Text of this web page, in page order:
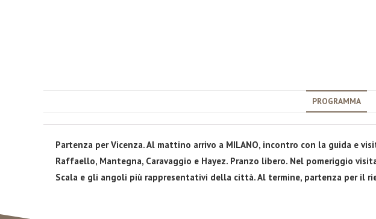
PROGRAMMA
Partenza per Vicenza. Al mattino arrivo a MILANO, incontro con la guida e
Raffaello, Mantegna, Caravaggio e Hayez. Pranzo libero. Nel pomeriggio
Scala e gli angoli più rappresentativi della città. Al termine, partenza per il